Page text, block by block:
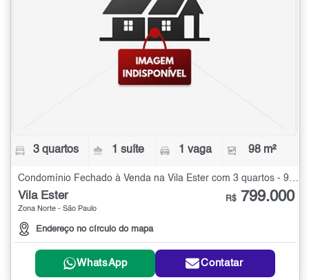
3 quartos 1 suíte 1 vaga 98 m²
Vila Ester
Zona Norte - São Paulo
Endereço no círculo do mapa
R$ 799.000
WhatsApp Contatar